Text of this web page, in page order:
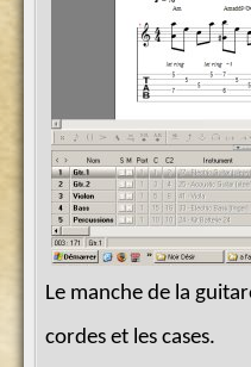
Le manche de la
cordes et les cases.